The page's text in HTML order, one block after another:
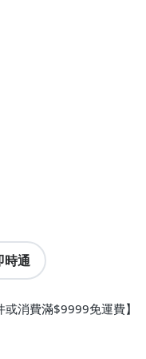
時通
消費滿$9999免運費】